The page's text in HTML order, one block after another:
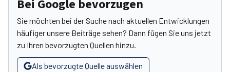
Bei Google bevorzugen
Sie möchten bei der Suche nach aktuellen Entwicklungen
häufiger unsere Beiträge sehen? Dann fügen Sie uns jetzt
zu Ihren bevorzugten Quellen hinzu.
Als bevorzugte Quelle auswählen